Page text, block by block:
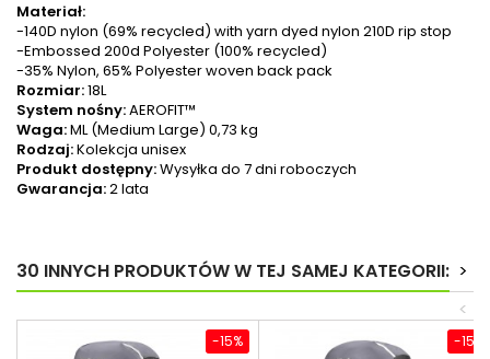
Materiał:
-140D nylon (69% recycled) with yarn dyed nylon 210D rip stop
-Embossed 200d Polyester (100% recycled)
-35% Nylon, 65% Polyester woven back pack
Rozmiar:18L
System nośny:AEROFIT™
Waga:ML(Medium Large) 0,73 kg
Rodzaj:Kolekcja unisex
Produkt dostępny:Wysyłka do 7 dni roboczych
Gwarancja:2 lata
30 INNYCH PRODUKTÓW W TEJ SAMEJ KATEGORII: >
<
-15% -15%